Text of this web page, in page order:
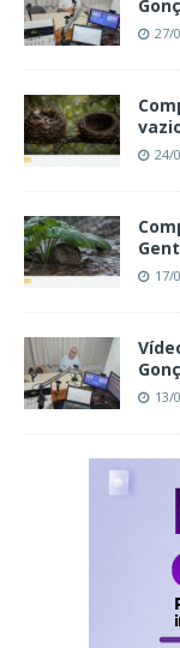
27/
24/
17/
13/